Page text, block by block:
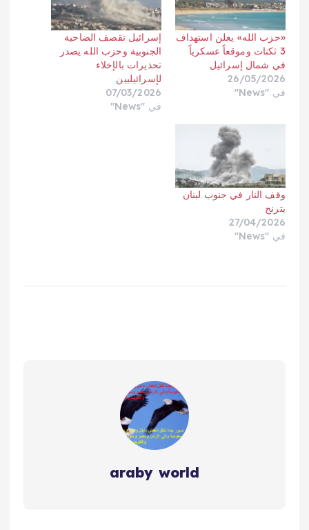
«حزب الله» يعلن استهداف
3 ثكنات وموقعاً عسكرياً
في شمال إسرائيل
26/05/2026
في "News"
إسرائيل تقصف الضاحية
الجنوبية وحزب الله يصدر
تحذيرات بالإخلاء
لإسرائيليين
07/03/2026
في "News"
وقف النار في جنوب لبنان
يترنح
27/04/2026
في "News"
araby world